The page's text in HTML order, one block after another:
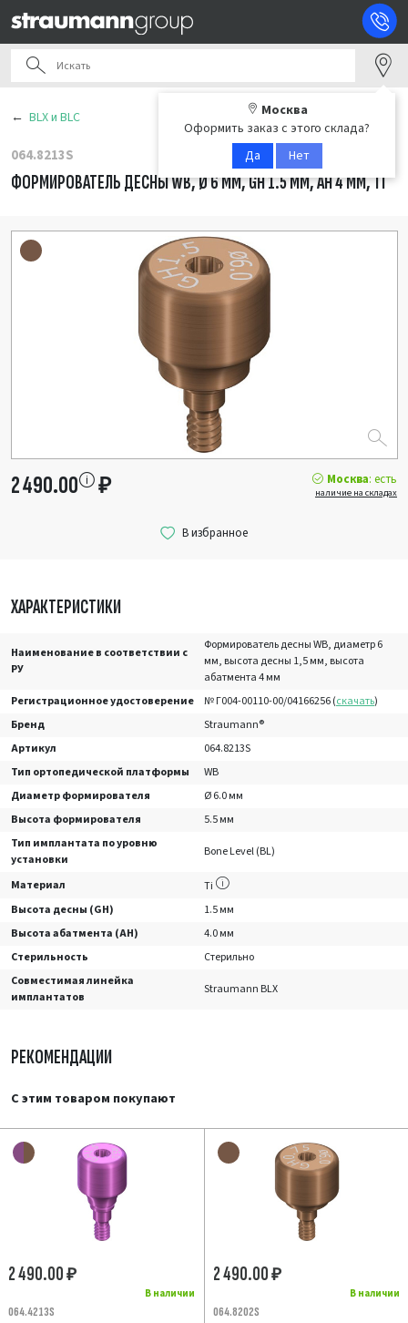
Москва
Оформить заказ с этого склада?
Да
Нет
BLX и BLC
064.8213S
ФОРМИРОВАТЕЛЬ ДЕСНЫ WB, Ø 6 ММ, GH 1.5 ММ, AH 4 ММ, TI
ХАРАКТЕРИСТИКИ
Наименование в соответствии с
РУ
Формирователь десны WB, диаметр 6
мм, высота десны 1,5 мм, высота
абатмента 4 мм
Регистрационное удостоверение
№ Г004-00110-00/04166256 (скачать)
Бренд
Straumann®
Артикул
064.8213S
Тип ортопедической платформы
WB
Диаметр формирователя
Ø 6.0 мм
Высота формирователя
5.5 мм
Тип имплантата по уровню
установки
Bone Level (BL)
Материал
Ti
Высота десны (GH)
1.5 мм
Высота абатмента (AH)
4.0 мм
Стерильность
Стерильно
Совместимая линейка
имплантатов
Straumann BLX
2 490.00 ₽ Москва: есть
наличие на складах
РЕКОМЕНДАЦИИ
С этим товаром покупают
В наличии
2 490.00₽
064.4213S
В наличии
2 490.00₽
064.8202S